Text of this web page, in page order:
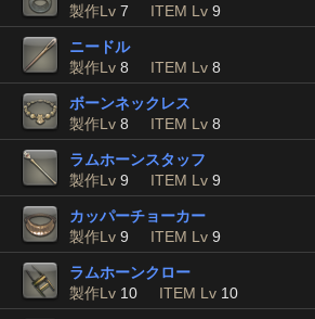
製作Lv 7 ITEM Lv 9
ニードル
製作Lv 8 ITEM Lv 8
ボーンネックレス
製作Lv 8 ITEM Lv 8
ラムホーンスタッフ
製作Lv 9 ITEM Lv 9
カッパーチョーカー
製作Lv 9 ITEM Lv 9
ラムホーンクロー
製作Lv 10 ITEM Lv 10